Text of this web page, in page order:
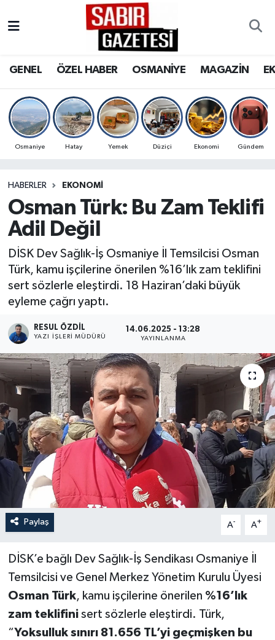
GENEL ÖZEL HABER OSMANİYE MAGAZİN
Osmaniye Hatay Yemek Düziçi Ekonomi Gündem
HABERLER EKONOMI
Osman Türk: Bu Zam Teklifi
Adil Değil
DİSK Dev Sağlık-İş Osmaniye İl Temsilcisi Osman
Türk, kamu işçilerine önerilen %16’lık zam teklifini
sert sözlerle eleştirdi. 18 Haziran’daki büyük
eyleme çağrı yaptı.
RESUL ÖZDIL
YAZI İŞLERI MÜDÜRÜ
14.06.2025 - 13:28
YAYINLANMA
Paylaş A- A+
DİSK’e bağlı Dev Sağlık-İş Sendikası Osmaniye İl
Temsilcisi ve Genel Merkez Yönetim Kurulu Üyesi
Osman Türk, kamu işçilerine önerilen %16’lık
zam teklifinisert sözlerle eleştirdi. Türk,
“Yoksulluk sınırı 81.656 TL’yi geçmişken bu
OSMANİYE
MAGAZİN
SPOR
RESMİ İLANLAR
Osmaniye Nöbetçi Eczaneler
Osmaniye Trafik Yoğunluk Haritası
Süper Lig Puan Durumu ve Fikstür
Son Dakika Haberleri
Haber Arşivi